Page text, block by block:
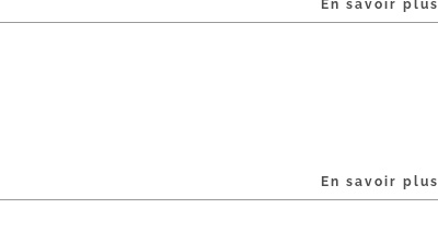
En savoir plus
En savoir plus